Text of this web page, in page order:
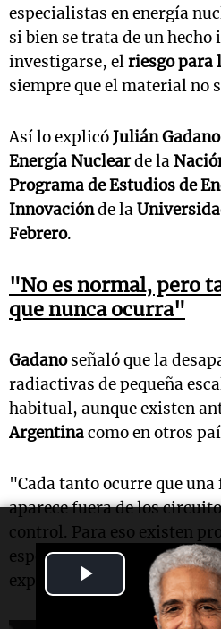
Play
Video
especialistas en energía
si bien se trata de un hecho
investigarse, elriesgo para
siempre que el material no
Así lo explicóJulián Gadano
Energía Nuclearde la
Programa de Estudios de
Innovaciónde la
Febrero.
"No es normal, pero
que nunca ocurra"
Gadanoseñaló que la
radiactivas de pequeña
habitual, aunque existen
Argentinacomo en otros
"Cada tanto ocurre que una
aparece fuera de los
control. Para eso existen
especializados y
explicó.